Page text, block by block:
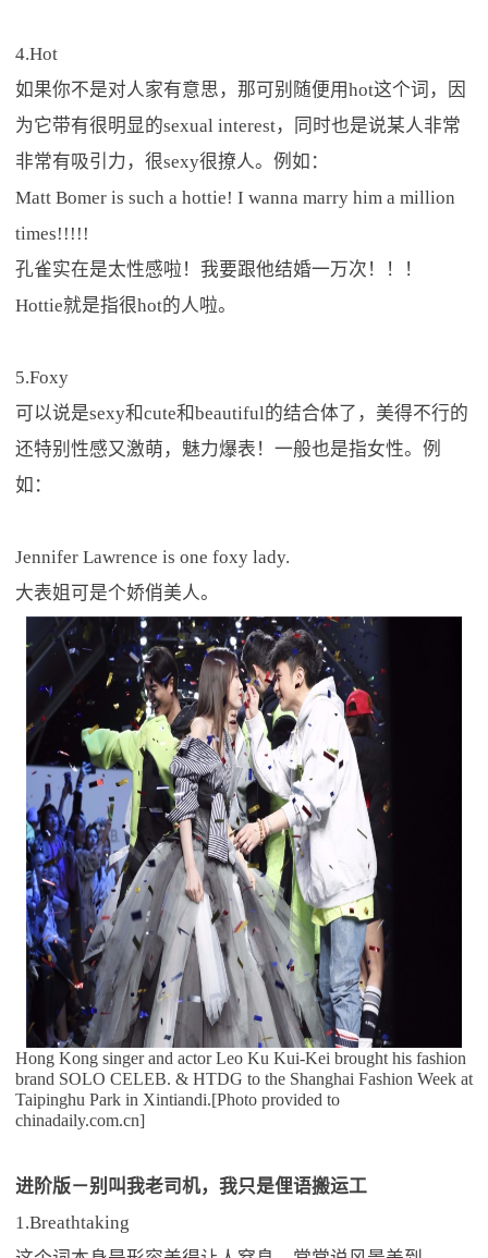
4.Hot
如果你不是对人家有意思，那可别随便用hot这个词，因
为它带有很明显的sexual interest，同时也是说某人非常
非常有吸引力，很sexy很撩人。例如：
Matt Bomer is such a hottie! I wanna marry him a million
times!!!!!
孔雀实在是太性感啦！我要跟他结婚一万次！！！
Hottie就是指很hot的人啦。
5.Foxy
可以说是sexy和cute和beautiful的结合体了，美得不行的
还特别性感又激萌，魅力爆表！一般也是指女性。例
如：
Jennifer Lawrence is one foxy lady.
大表姐可是个娇俏美人。
Hong Kong singer and actor Leo Ku Kui-Kei brought his fashion
brand SOLO CELEB. & HTDG to the Shanghai Fashion Week at
Taipinghu Park in Xintiandi.[Photo provided to
chinadaily.com.cn]
进阶版－别叫我老司机，我只是俚语搬运工
1.Breathtaking